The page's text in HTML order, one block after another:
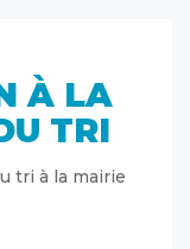
À LA
TRI
tri à la mairie